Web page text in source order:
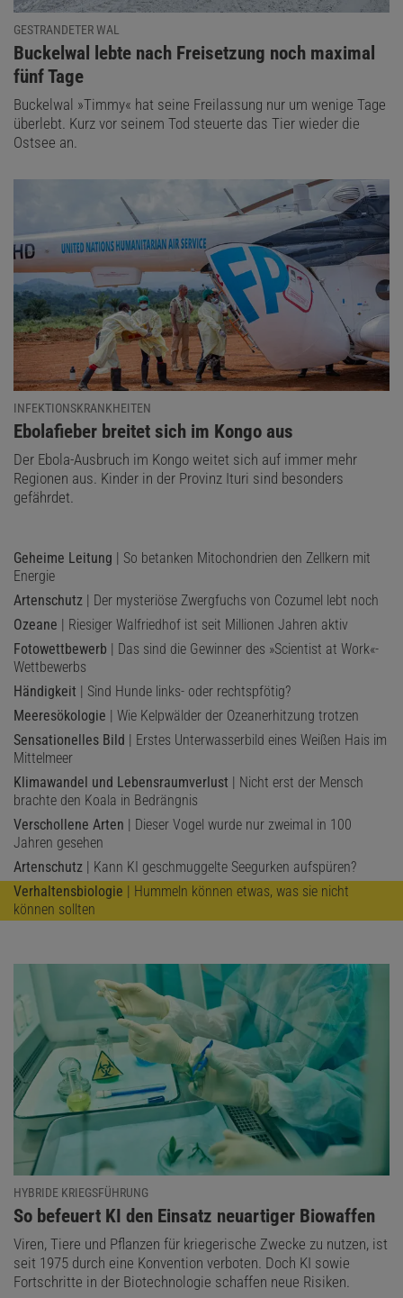
GESTRANDETER WAL
:
Buckelwal lebte nach Freisetzung noch maximal
fünf Tage
Buckelwal »Timmy« hat seine Freilassung nur um wenige Tage
überlebt. Kurz vor seinem Tod steuerte das Tier wieder die
Ostsee an.
INFEKTIONSKRANKHEITEN
:
Ebolafieber breitet sich im Kongo aus
Der Ebola-Ausbruch im Kongo weitet sich auf immer mehr
Regionen aus. Kinder in der Provinz Ituri sind besonders
gefährdet.
Geheime Leitung | So betanken Mitochondrien den Zellkern mit
Energie
Artenschutz | Der mysteriöse Zwergfuchs von Cozumel lebt noch
Ozeane | Riesiger Walfriedhof ist seit Millionen Jahren aktiv
Fotowettbewerb | Das sind die Gewinner des »Scientist at Work«-
Wettbewerbs
Händigkeit | Sind Hunde links- oder rechtspfötig?
Meeresökologie | Wie Kelpwälder der Ozeanerhitzung trotzen
Sensationelles Bild | Erstes Unterwasserbild eines Weißen Hais im
Mittelmeer
Klimawandel und Lebensraumverlust | Nicht erst der Mensch
brachte den Koala in Bedrängnis
Verschollene Arten | Dieser Vogel wurde nur zweimal in 100
Jahren gesehen
Artenschutz | Kann KI geschmuggelte Seegurken aufspüren?
Verhaltensbiologie | Hummeln können etwas, was sie nicht
können sollten
HYBRIDE KRIEGSFÜHRUNG
:
So befeuert KI den Einsatz neuartiger Biowaffen
Viren, Tiere und Pflanzen für kriegerische Zwecke zu nutzen, ist
seit 1975 durch eine Konvention verboten. Doch KI sowie
Fortschritte in der Biotechnologie schaffen neue Risiken.